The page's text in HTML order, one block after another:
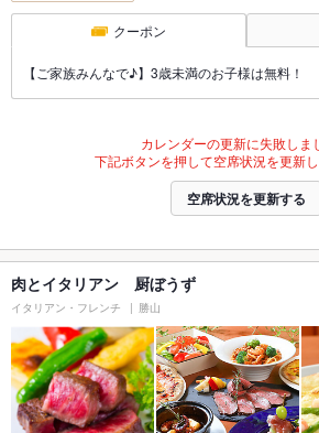
クーポン
【ご家族みんなで♪】3歳未満のお子様は無料！
カレンダーの更新に失敗しま
下記ボタンを押して空席状況を更新し
空席状況を更新する
肉とイタリアン 厨ぼうず
イタリアン・フレンチ 勝山